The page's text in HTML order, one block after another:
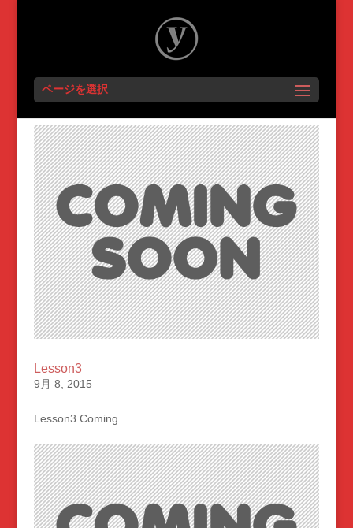
ページを選択
Lesson3
9月 8, 2015
Lesson3 Coming...